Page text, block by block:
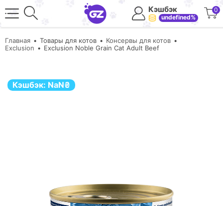
Кэшбэк
undefined%
0
Главная Товары для котов
Консервы для котов
Exclusion
Exclusion Noble Grain Cat Adult Beef
Кэшбэк: NaN₴